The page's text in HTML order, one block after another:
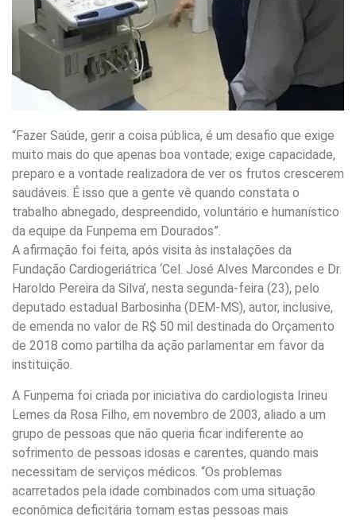
“Fazer Saúde, gerir a coisa pública, é um desafio que exige
muito mais do que apenas boa vontade; exige capacidade,
preparo e a vontade realizadora de ver os frutos crescerem
saudáveis. É isso que a gente vê quando constata o
trabalho abnegado, despreendido, voluntário e humanístico
da equipe da Funpema em Dourados”.
A afirmação foi feita, após visita às instalações da
Fundação Cardiogeriátrica ‘Cel. José Alves Marcondes e Dr.
Haroldo Pereira da Silva’, nesta segunda-feira (23), pelo
deputado estadual Barbosinha (DEM-MS), autor, inclusive,
de emenda no valor de R$ 50 mil destinada do Orçamento
de 2018 como partilha da ação parlamentar em favor da
instituição.
A Funpema foi criada por iniciativa do cardiologista Irineu
Lemes da Rosa Filho, em novembro de 2003, aliado a um
grupo de pessoas que não queria ficar indiferente ao
sofrimento de pessoas idosas e carentes, quando mais
necessitam de serviços médicos. “Os problemas
acarretados pela idade combinados com uma situação
econômica deficitária tornam estas pessoas mais